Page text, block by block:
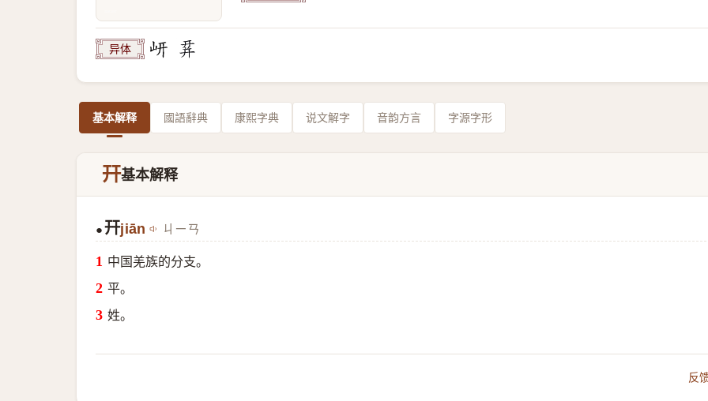
异体
基本解释 國語辭典 康熙字典 说文解字 音韵方言 字源字形
幵基本解释
● 幵jiān ㄐㄧㄢ
中国羌族的分支。
平。
姓。
反